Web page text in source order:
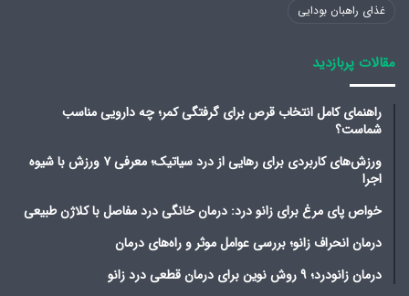
غذای راهبان بودایی
مقالات پربازدید
راهنمای کامل انتخاب قرص برای گرفتگی کمر؛ چه دارویی مناسب
شماست؟
ورزش‌های کاربردی برای رهایی از درد سیاتیک؛ معرفی ۷ ورزش با شیوه
اجرا
خواص پای مرغ برای زانو درد: درمان خانگی درد مفاصل با کلاژن طبیعی
درمان انحراف زانو؛ بررسی عوامل موثر و راه‌های درمان
درمان زانودرد؛ ۹ روش نوین برای درمان قطعی درد زانو